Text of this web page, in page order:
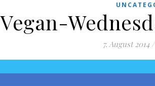
Vegan-
7. August 2014 /